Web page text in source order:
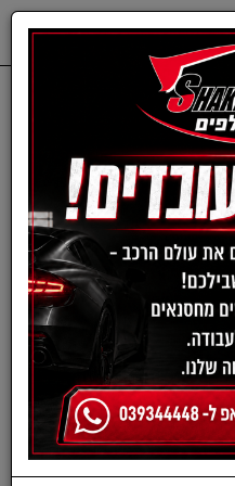
אביזרי סלולר
נייד
‹
«
1
(current)
2
»
›
הגדלים והמותגים שתוכלו